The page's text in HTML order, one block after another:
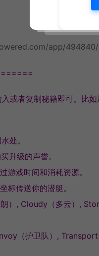
app/494840/
或者复制秘籍即可。比
处。
升级的声誉。
游戏时间和消耗资源。
标传送你的潜艇。
）, Cloudy（多云）,
（护卫队）,